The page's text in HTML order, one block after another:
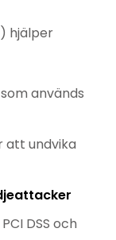
hjälper
används
att undvika
DSS och